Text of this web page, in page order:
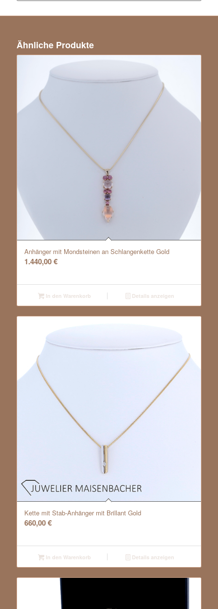
Ähnliche Produkte
Anhänger mit Mondsteinen an Schlangenkette Gold
1.440,00€
In den Warenkorb Details anzeigen
Kette mit Stab-Anhänger mit Brillant Gold
660,00€
In den Warenkorb Details anzeigen